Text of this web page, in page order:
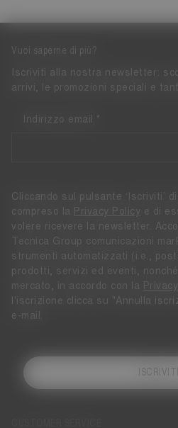
Vuoi saperne di più?
Iscriviti alla nostra newsletter:
arrivi, le promozioni speciali e
Indirizzo email
Cliccando sul pulsante ‘Iscriviti’
compreso la
Privacy Policy
e di
volere ricevere la newsletter.
Tecnica Group comunicazioni
strumenti automatizzati (i.e.,
prodotti, servizi ed eventi,
mercato, in accordo con la
l'iscrizione clicca su "Annulla
e-mail.
ISCRIVITI